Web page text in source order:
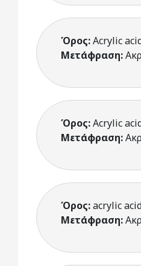
Όρος:Acrylic
Μετάφραση:
Όρος:Acrylic
Μετάφραση:
Όρος:acrylic
Μετάφραση: